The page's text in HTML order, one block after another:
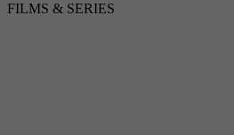
FILMS & SERIES